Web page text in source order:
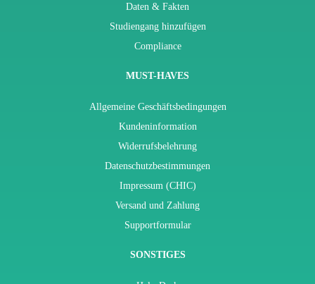
Daten & Fakten
Studiengang hinzufügen
Compliance
MUST-HAVES
Allgemeine Geschäftsbedingungen
Kundeninformation
Widerrufsbelehrung
Datenschutzbestimmungen
Impressum (CHIC)
Versand und Zahlung
Supportformular
SONSTIGES